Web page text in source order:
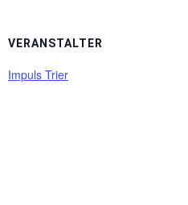
VERANSTALTER
Impuls Trier